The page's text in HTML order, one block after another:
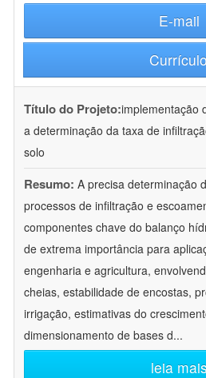
E-mail
Currículo
Título do Projeto:implementação
a determinação da taxa de
solo
Resumo: A precisa determinação
processos de infiltração e
componentes chave do balanço
de extrema importância para
engenharia e agricultura,
cheias, estabilidade de encostas,
irrigação, estimativas do
dimensionamento de bases d...
leia mais